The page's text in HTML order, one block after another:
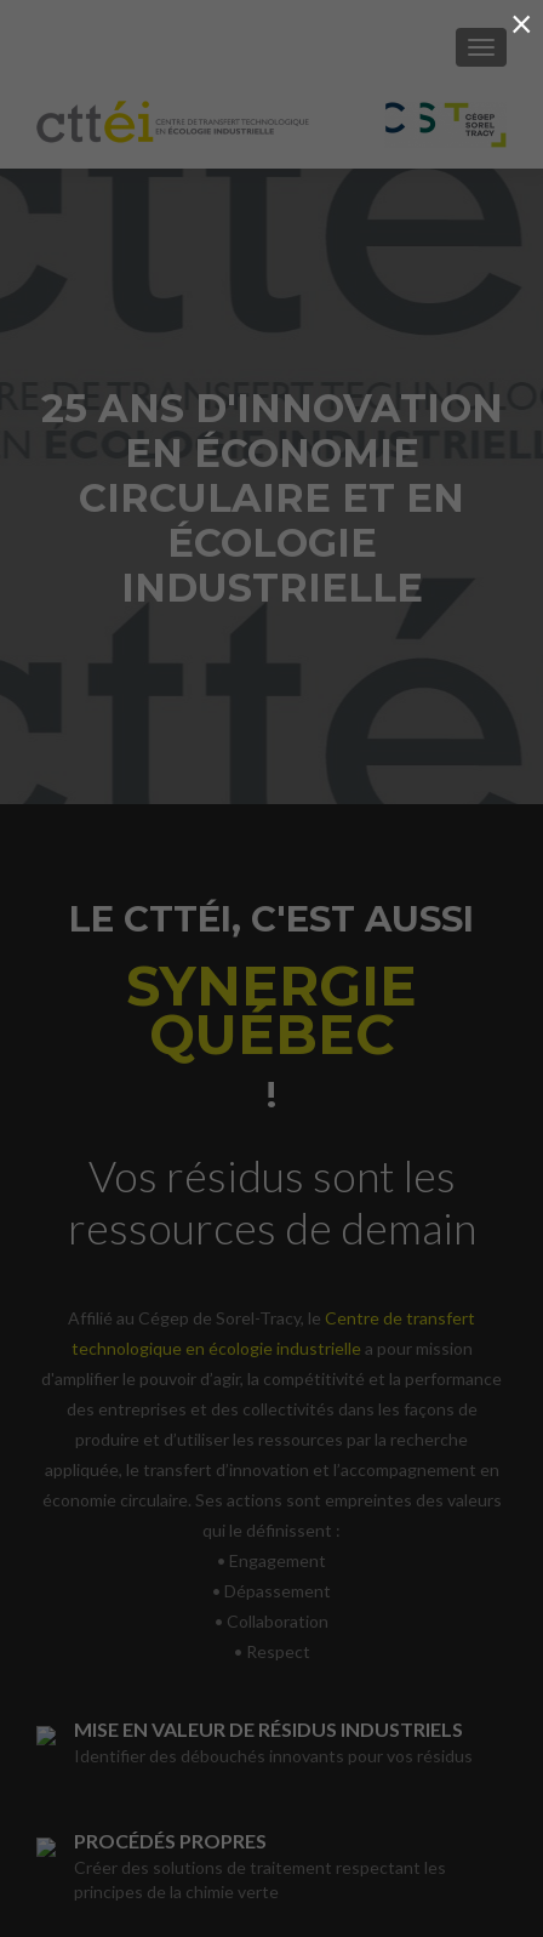
25 ANS D'INNOVATION
EN ÉCONOMIE
CIRCULAIRE ET EN
ÉCOLOGIE
INDUSTRIELLE
LE CTTÉI, C'EST AUSSI
SYNERGIE
QUÉBEC
!
Vos résidus sont les
ressources de demain
Affilié au Cégep de Sorel-Tracy, le Centre de transfert
technologique en écologie industrielle a pour mission
d'amplifier le pouvoir d’agir, la compétitivité et la performance
des entreprises et des collectivités dans les façons de
produire et d’utiliser les ressources par la recherche
appliquée, le transfert d’innovation et l’accompagnement en
économie circulaire. Ses actions sont empreintes des valeurs
qui le définissent :
• Engagement
• Dépassement
• Collaboration
• Respect
MISE EN VALEUR DE RÉSIDUS INDUSTRIELS
Identifier des débouchés innovants pour vos résidus
PROCÉDÉS PROPRES
Créer des solutions de traitement respectant les
principes de la chimie verte
×